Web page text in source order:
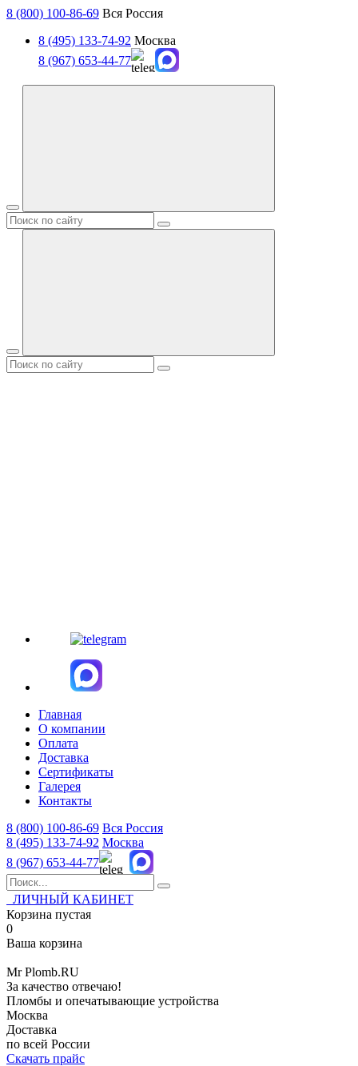
8 (800) 100-86-69 Вся Россия
8 (495) 133-74-92 Москва
8 (967) 653-44-77
Главная
О компании
Оплата
Доставка
Сертификаты
Галерея
Контакты
8 (800) 100-86-69 Вся Россия
8 (495) 133-74-92 Москва
8 (967) 653-44-77
ЛИЧНЫЙ КАБИНЕТ
Корзина пустая
0
Ваша корзина
MrPlomb.RU
За качество отвечаю!
Пломбы и опечатывающие устройства
Москва
Доставка
по всей России
Скачать прайс